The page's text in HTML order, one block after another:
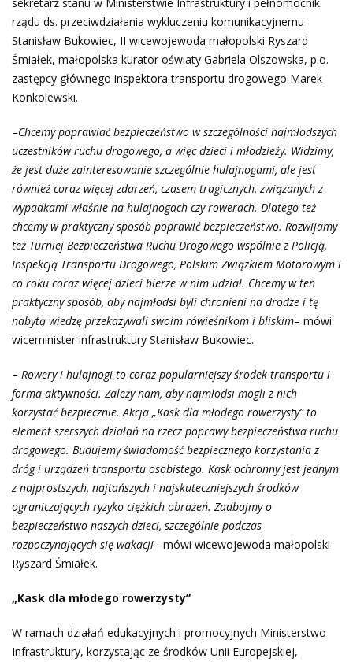
sekretarz stanu w Ministerstwie Infrastruktury i pełnomocnik
rządu ds. przeciwdziałania wykluczeniu komunikacyjnemu
Stanisław Bukowiec, II wicewojewoda małopolski Ryszard
Śmiałek, małopolska kurator oświaty Gabriela Olszowska, p.o.
zastępcy głównego inspektora transportu drogowego Marek
Konkolewski.
–Chcemy poprawiać bezpieczeństwo w szczególności najmłodszych
uczestników ruchu drogowego, a więc dzieci i młodzieży. Widzimy,
że jest duże zainteresowanie szczególnie hulajnogami, ale jest
również coraz więcej zdarzeń, czasem tragicznych, związanych z
wypadkami właśnie na hulajnogach czy rowerach. Dlatego też
chcemy w praktyczny sposób poprawić bezpieczeństwo. Rozwijamy
też Turniej Bezpieczeństwa Ruchu Drogowego wspólnie z Policją,
Inspekcją Transportu Drogowego, Polskim Związkiem Motorowym i
co roku coraz więcej dzieci bierze w nim udział. Chcemy w ten
praktyczny sposób, aby najmłodsi byli chronieni na drodze i tę
nabytą wiedzę przekazywali swoim rówieśnikom i bliskim– mówi
wiceminister infrastruktury Stanisław Bukowiec.
– Rowery i hulajnogi to coraz popularniejszy środek transportu i
forma aktywności. Zależy nam, aby najmłodsi mogli z nich
korzystać bezpiecznie. Akcja „Kask dla młodego rowerzysty” to
element szerszych działań na rzecz poprawy bezpieczeństwa ruchu
drogowego. Budujemy świadomość bezpiecznego korzystania z
dróg i urządzeń transportu osobistego. Kask ochronny jest jednym
z najprostszych, najtańszych i najskuteczniejszych środków
ograniczających ryzyko ciężkich obrażeń. Zadbajmy o
bezpieczeństwo naszych dzieci, szczególnie podczas
rozpoczynających się wakacji– mówi wicewojewoda małopolski
Ryszard Śmiałek.
„Kask dla młodego rowerzysty”
W ramach działań edukacyjnych i promocyjnych Ministerstwo
Infrastruktury, korzystając ze środków Unii Europejskiej,